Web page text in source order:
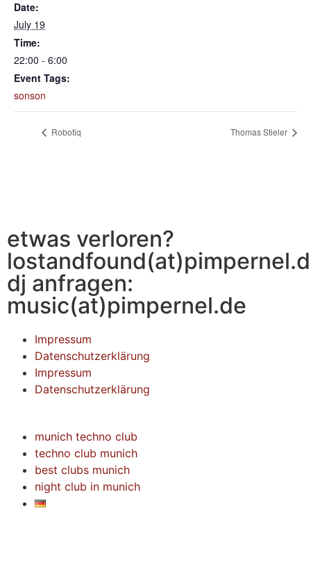
Date:
July 19
Time:
22:00 - 6:00
Event Tags:
sonson
Robotiq Thomas Stieler
etwas verloren?
dj anfragen:
music(at)pimpernel.de
Impressum
Datenschutzerklärung
Impressum
Datenschutzerklärung
munich techno club
techno club munich
best clubs munich
night club in munich